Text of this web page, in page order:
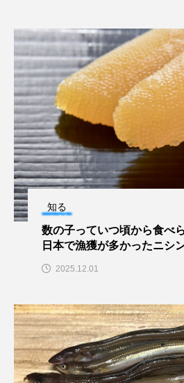
オショロコマ オスカー
オットセイ オニヒトデ
オーストラリア
カイロウドウケツ カイワリ
カエルアンコウ カガミガイ
カクレクマノミ カゴカマス
カレイ カワウソ カ
カワバタモロコ カワムツ
知る
数の子っていつ頃から食べ
日本で漁獲が多かったニシ
2025.12.01